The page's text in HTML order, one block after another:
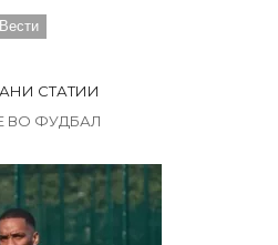
СТАТИИ
ВО ФУДБАЛ